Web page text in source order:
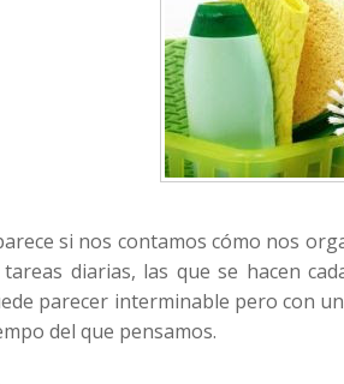
si nos contamos cómo nos
diarias, las que se hacen
parecer interminable pero con
del que pensamos.